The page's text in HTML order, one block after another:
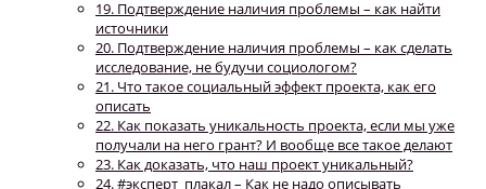
19. Подтверждение наличия проблемы – как найти
источники
20. Подтверждение наличия проблемы – как сделать
исследование, не будучи социологом?
21. Что такое социальный эффект проекта, как его
описать
22. Как показать уникальность проекта, если мы уже
получали на него грант? И вообще все такое делают
23. Как доказать, что наш проект уникальный?
24. #эксперт_плакал – Как не надо описывать